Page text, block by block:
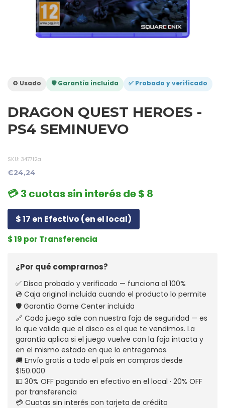
♻️ Usado 🛡️ Garantía incluida ✅ Probado y verificado
DRAGON QUEST HEROES -
PS4 SEMINUEVO
SKU: 347712a
€24,24
💳 3 cuotas sin interés de $ 8
$ 17 en Efectivo (en el local)
$ 19 por Transferencia
¿Por qué comprarnos?
✅ Disco probado y verificado — funciona al 100%
💿 Caja original incluida cuando el producto lo permite
🛡️ Garantía Game Center incluida
🔗 Cada juego sale con nuestra faja de seguridad — es
lo que valida que el disco es el que te vendimos. La
garantía aplica si el juego vuelve con la faja intacta y
en el mismo estado en que lo entregamos.
🚚 Envío gratis a todo el país en compras desde
$150.000
💵 30% OFF pagando en efectivo en el local · 20% OFF
por transferencia
💳 Cuotas sin interés con tarjeta de crédito